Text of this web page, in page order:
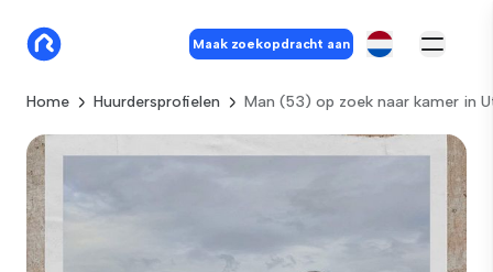
Maak zoekopdracht aan
Home Huurdersprofielen Man (53) op zoek naar kamer in